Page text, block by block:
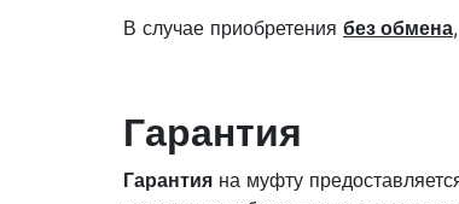
В случае приобретения без обмена
Гарантия
Гарантия на муфту